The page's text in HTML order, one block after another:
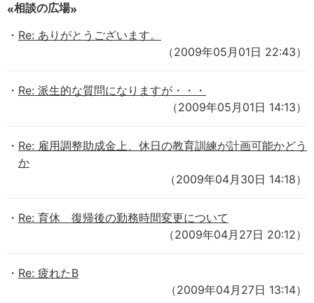
相談の広場
Re: ありがとうございます。
（2009年05月01日 22:43）
Re: 派生的な質問になりますが・・・
（2009年05月01日 14:13）
Re: 雇用調整助成金上、休日の教育訓練が計画可能かどう
か
（2009年04月30日 14:18）
Re: 育休 復帰後の勤務時間変更について
（2009年04月27日 20:12）
Re: 疲れたB
（2009年04月27日 13:14）